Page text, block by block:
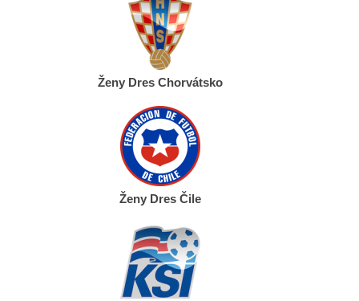
Ženy Dres Chorvátsko
Ženy Dres Čile